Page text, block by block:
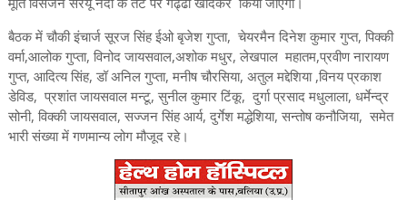
बैठक में चौकी इंचार्ज सूरज सिंह ईओ बृजेश गुप्ता, चेयरमैन दिनेश कुमार गुप्त, पिक्की
वर्मा,आलोक गुप्ता, विनोद जायसवाल,अशोक मधुर, लेखपाल महातम,प्रवीण नारायण
गुप्त, आदित्य सिंह, डॉ अनिल गुप्ता, मनीष चौरसिया, अतुल मद्देशिया ,विनय प्रकाश
डेविड, प्रशांत जायसवाल मन्टू, सुनील कुमार टिंकू, दुर्गा प्रसाद मधुलाला, धर्मेन्द्र
सोनी, विक्की जायसवाल, सज्जन सिंह आर्य, दुर्गेश मद्धेशिया, सन्तोष कनौजिया, समेत
भारी संख्या में गणमान्य लोग मौजूद रहे।